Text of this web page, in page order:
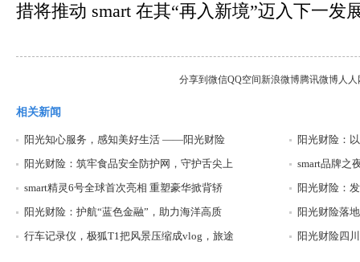
措将推动 smart 在其“再入新境”迈入下一发
分享到 微信QQ空间新浪微博腾讯微博人人
相关新闻
阳光知心服务，感知美好生活 ——阳光财险
阳光财险：
阳光财险：筑牢食品安全防护网，守护舌尖上
smart品牌之
smart精灵6号全球首次亮相 重塑豪华掀背轿
阳光财险：
阳光财险：护航“蓝色金融”，助力海洋高质
阳光财险落
行车记录仪，极狐T1把风景压缩成vlog，旅途
阳光财险四